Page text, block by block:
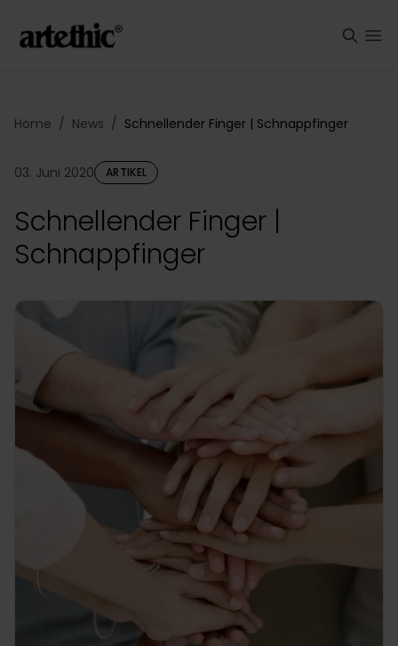
Home / News / Schnellender Finger | Schnappfinger
03. Juni 2020 ARTIKEL
Schnellender Finger |
Schnappfinger